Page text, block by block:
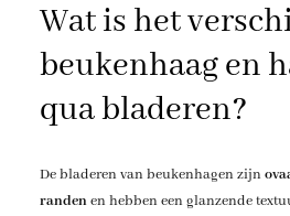
Wat is het
beukenhaag en
qua bladeren?
De bladeren van beukenhagen zijn
randenen hebben een glanzende